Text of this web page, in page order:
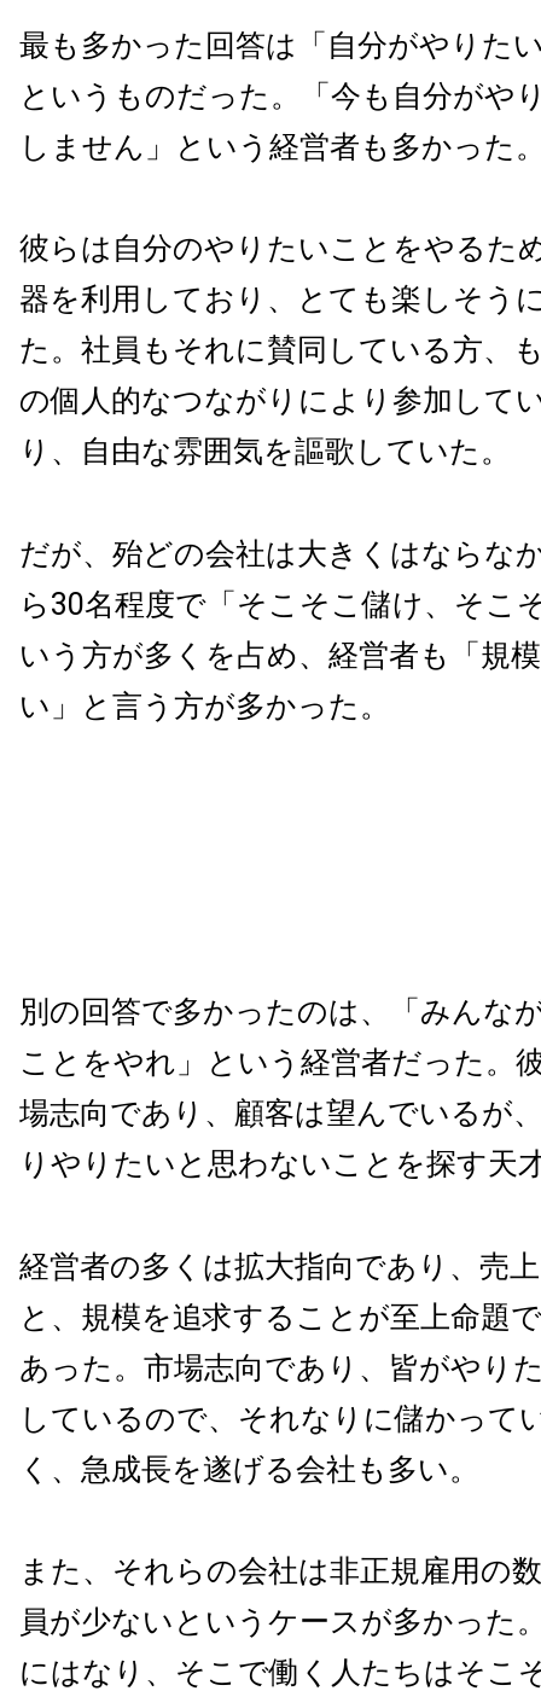
最も多かった回答は「自分がやりた
というものだった。「今も自分がや
しません」という経営者も多かった
彼らは自分のやりたいことをやるた
器を利用しており、とても楽しそう
た。社員もそれに賛同している方、
の個人的なつながりにより参加して
り、自由な雰囲気を謳歌していた。
だが、殆どの会社は大きくはならな
ら30名程度で「そこそこ儲け、そこ
いう方が多くを占め、経営者も「規
い」と言う方が多かった。
別の回答で多かったのは、「みんな
ことをやれ」という経営者だった。
場志向であり、顧客は望んでいるが
りやりたいと思わないことを探す天
経営者の多くは拡大指向であり、売
と、規模を追求することが至上命題
あった。市場志向であり、皆がやり
しているので、それなりに儲かって
く、急成長を遂げる会社も多い。
また、それらの会社は非正規雇用の
員が少ないというケースが多かった
にはなり、そこで働く人たちはそこ